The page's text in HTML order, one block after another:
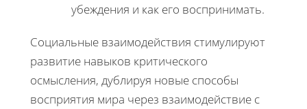
убеждения и как его воспринимать.
Социальные взаимодействия стимулируют
развитие навыков критического
осмысления, дублируя новые способы
восприятия мира через взаимодействие с